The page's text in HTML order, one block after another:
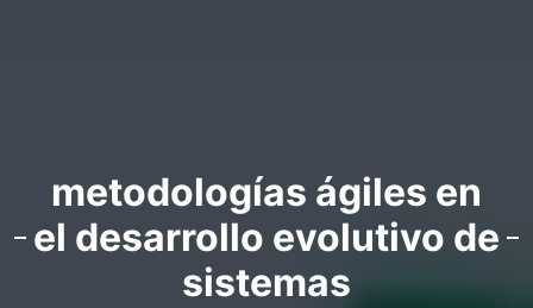
metodologías ágiles en
el desarrollo evolutivo de
sistemas